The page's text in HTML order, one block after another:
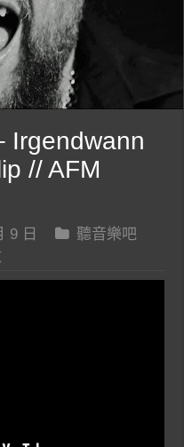
Irgendwann
// AFM
9 日
聽音樂吧